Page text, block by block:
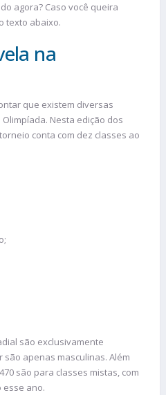
agora? Caso você queira
texto abaixo.
na
que existem diversas
Nesta edição dos
conta com dez classes ao
são exclusivamente
são apenas masculinas. Além
são para classes mistas, com
esse ano.